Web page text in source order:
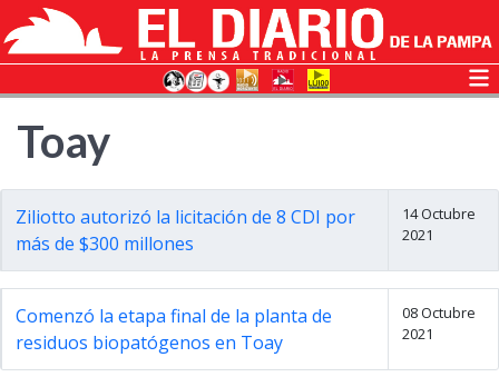
Toay
Ziliotto autorizó la licitación de 8 CDI por
más de $300 millones
14 Octubre
2021
Comenzó la etapa final de la planta de
residuos biopatógenos en Toay
08 Octubre
2021